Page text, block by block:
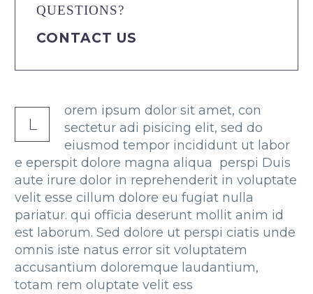
QUESTIONS?
CONTACT US
L
orem ipsum dolor sit amet, con
sectetur adi pisicing elit, sed do
eiusmod tempor incididunt ut labor
e eperspit dolore magna aliqua perspi Duis
aute irure dolor in reprehenderit in voluptate
velit esse cillum dolore eu fugiat nulla
pariatur. qui officia deserunt mollit anim id
est laborum. Sed dolore ut perspi ciatis unde
omnis iste natus error sit voluptatem
accusantium doloremque laudantium,
totam rem oluptate velit ess